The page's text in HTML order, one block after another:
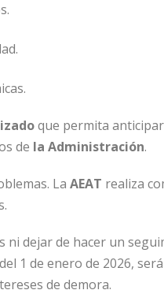
que permita
de la Administración.
La AEAT realiza
ni dejar de hacer un
1 de enero de 2026,
de demora.